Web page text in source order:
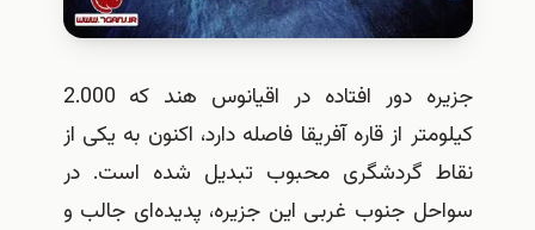
جزیره دور افتاده در اقیانوس هند که 2.000
کیلومتر از قاره آفریقا فاصله دارد، اکنون به یکی از
نقاط گردشگری محبوب تبدیل شده است. در
سواحل جنوب غربی این جزیره، پدیده‌ای جالب و